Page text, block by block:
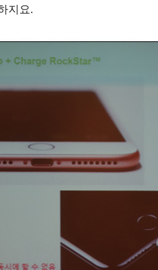
지요.